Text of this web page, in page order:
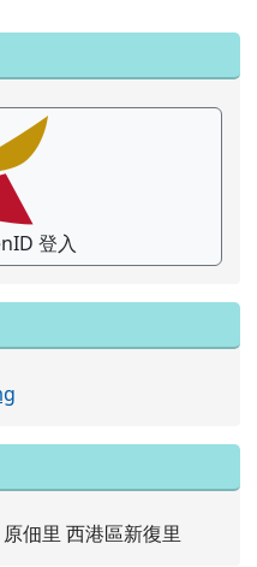
登入
link to https://
佃里 西港區新復里